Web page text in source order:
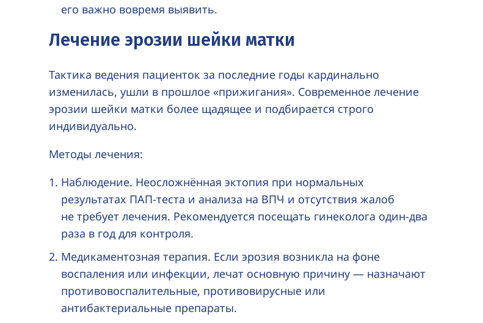
его важно вовремя выявить.
Лечение эрозии шейки матки
Тактика ведения пациенток за последние годы кардинально
изменилась, ушли в прошлое «прижигания». Современное лечение
эрозии шейки матки более щадящее и подбирается строго
индивидуально.
Методы лечения:
Наблюдение. Неосложнённая эктопия при нормальных
результатах ПАП-теста и анализа на ВПЧ и отсутствия жалоб
не требует лечения. Рекомендуется посещать гинеколога один-два
раза в год для контроля.
Медикаментозная терапия. Если эрозия возникла на фоне
воспаления или инфекции, лечат основную причину — назначают
противовоспалительные, противовирусные или
антибактериальные препараты.